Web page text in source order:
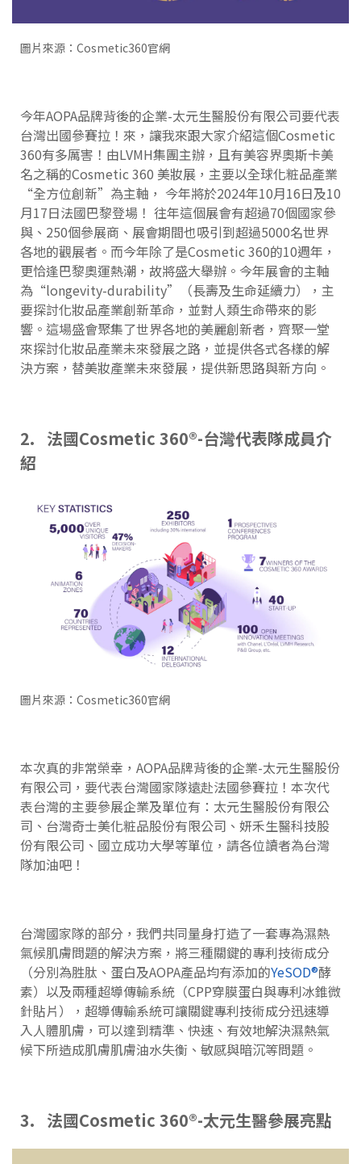
圖片來源：Cosmetic360官網
今年AOPA品牌背後的企業-太元生醫股份有限公司要代表
台灣出國參賽拉！來，讓我來跟大家介紹這個Cosmetic
360有多厲害！由LVMH集團主辦，且有美容界奧斯卡美
名之稱的Cosmetic 360 美妝展，主要以全球化粧品產業
“全方位創新”為主軸， 今年將於2024年10月16日及10
月17日法國巴黎登場！ 往年這個展會有超過70個國家參
與、250個參展商、展會期間也吸引到超過5000名世界
各地的觀展者。而今年除了是Cosmetic 360的10週年，
更恰逢巴黎奧運熱潮，故將盛大舉辦。今年展會的主軸
為“longevity-durability”（長壽及生命延續力），主
要探討化妝品產業創新革命，並對人類生命帶來的影
響。這場盛會聚集了世界各地的美麗創新者，齊聚一堂
來探討化妝品產業未來發展之路，並提供各式各樣的解
決方案，替美妝產業未來發展，提供新思路與新方向。
2. 法國Cosmetic 360®-台灣代表隊成員介
紹
圖片來源：Cosmetic360官網
本次真的非常榮幸，AOPA品牌背後的企業-太元生醫股份
有限公司，要代表台灣國家隊遠赴法國參賽拉！本次代
表台灣的主要參展企業及單位有：太元生醫股份有限公
司、台灣奇士美化粧品股份有限公司、妍禾生醫科技股
份有限公司、國立成功大學等單位，請各位讀者為台灣
隊加油吧！
台灣國家隊的部分，我們共同量身打造了一套專為濕熱
氣候肌膚問題的解決方案，將三種關鍵的專利技術成分
（分別為胜肽、蛋白及AOPA產品均有添加的YeSOD®酵
素）以及兩種超導傳輸系統（CPP穿膜蛋白與專利冰錐微
針貼片），超導傳輸系統可讓關鍵專利技術成分迅速導
入人體肌膚，可以達到精準、快速、有效地解決濕熱氣
候下所造成肌膚肌膚油水失衡、敏感與暗沉等問題。
3. 法國Cosmetic 360®-太元生醫參展亮點